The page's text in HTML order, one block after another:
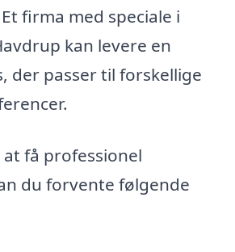
firma med speciale i
kan levere en
der passer til forskellige
få professionel
du forvente følgende